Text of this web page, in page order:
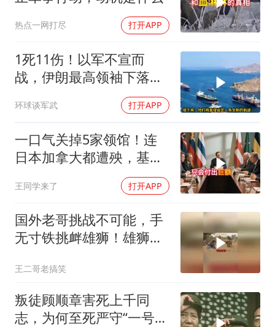
热点一网打尽 打开APP
1死11伤！以军不宣而
战，伊朗最高领袖下落不
明？特朗普发出通牒
环球谈军武 打开APP
一口气关掉5家领馆！连
日本加拿大都遭殃，基辛
格临终遗言真应验了
王同学来了 打开APP
国外老哥挑战不可能，手
无寸铁挑衅雄狮！雄狮居
王二哥老搞笑
叛徒顾顺章害死上千同
志，为何至死严守“一号机